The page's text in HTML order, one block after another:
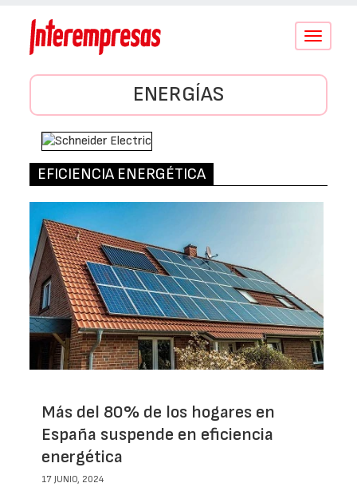
Conmutar
ENERGÍAS
EFICIENCIA ENERGÉTICA
Más del 80% de los hogares en
España suspende en eficiencia
energética
17 JUNIO, 2024